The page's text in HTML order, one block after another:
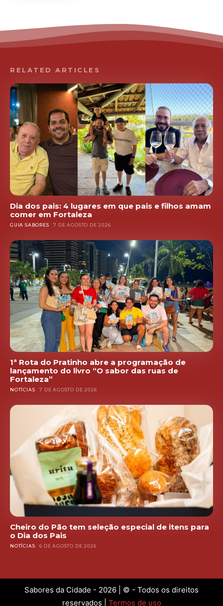
RELATED ARTICLES
Dia dos pais: 4 lugares em que pais e filhos amam
comer em Fortaleza
GUIA SABORES 7 DE AGOSTO DE 2026
1ª Rota do Pratinho abre a programação de
lançamento do livro “O sabor das ruas de
Fortaleza”
NOTÍCIAS 7 DE AGOSTO DE 2026
Cheiro do Pão tem seleção especial de itens para
o Dia dos Pais
NOTÍCIAS 6 DE AGOSTO DE 2026
Sabores da Cidade - 2026 | © - Todos os direitos
reservados | Termos de uso